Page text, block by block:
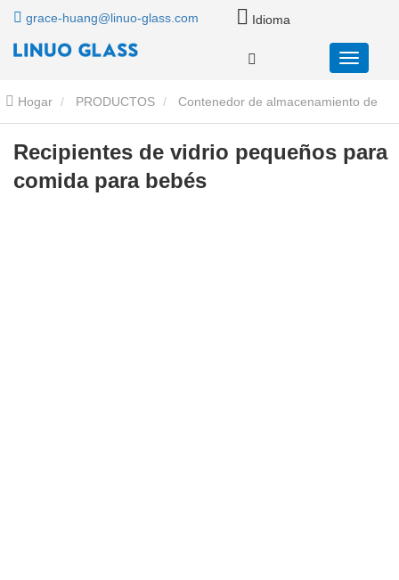
grace-huang@linuo-glass.com Idioma
Hogar PRODUCTOS Contenedor de almacenamiento de
alimentos de vidrio Mini contenedores de almacenamiento de
vidrio Recipientes de vidrio pequeños para comida para bebés
Recipientes de vidrio pequeños para
comida para bebés